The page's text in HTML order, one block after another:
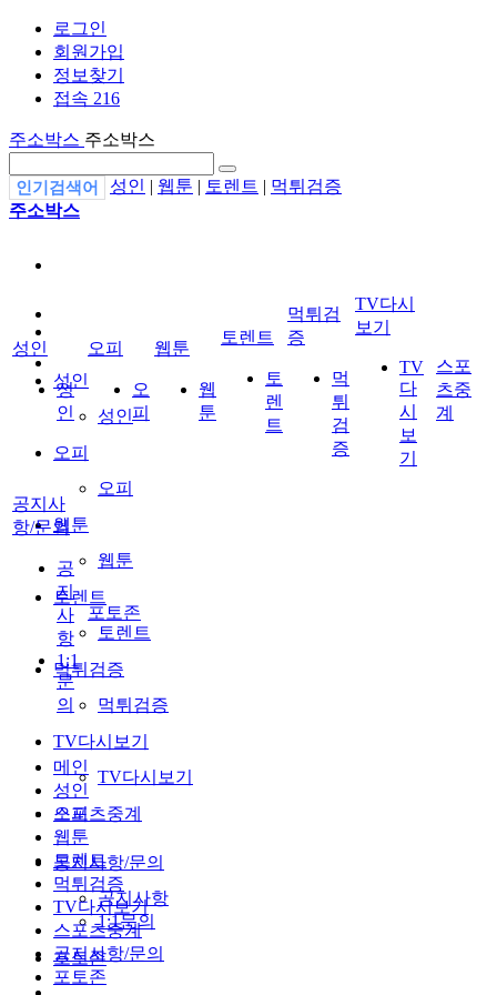
로그인
회원가입
정보찾기
접속 216
주소박스 주소박스
인기검색어 성인 | 웹툰 | 토렌트 | 먹튀검증
주소박스
성인
성인
오피
오피
웹툰
웹툰
토렌트
토렌트
먹튀검증
먹튀검증
TV다시보기
TV다시보기
스포츠중계
공지사항/문의
공지사항
1:1문의
포토존
성인
성
인
오피
오
피
웹툰
웹
툰
토렌트
토
렌
트
먹튀검
증
먹
튀
검
증
TV다시
보기
TV
다
시
보
기
스포
츠중
계
공지사
항/문의
공
지
사
항
1:1
문
의
포토존
메인
성인
오피
웹툰
토렌트
먹튀검증
TV다시보기
스포츠중계
공지사항/문의
포토존